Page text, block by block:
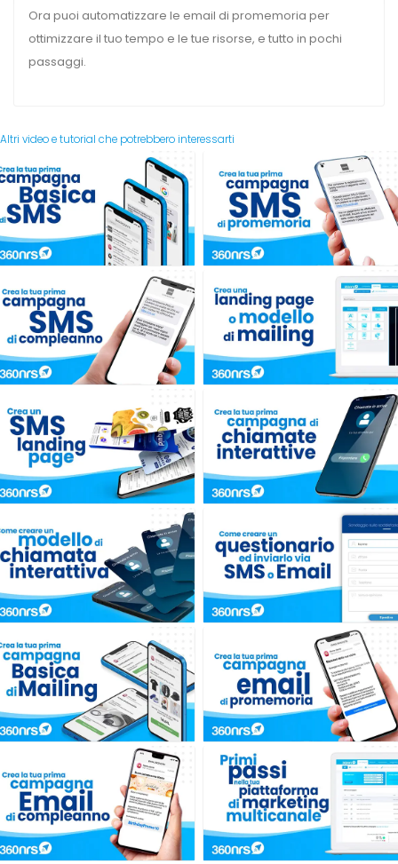
Ora puoi automatizzare le email di promemoria per
ottimizzare il tuo tempo e le tue risorse, e tutto in pochi
passaggi.
Altri video e tutorial che potrebbero interessarti